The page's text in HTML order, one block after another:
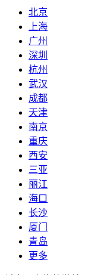
北京
上海
广州
深圳
杭州
武汉
成都
天津
南京
重庆
西安
三亚
丽江
海口
长沙
厦门
青岛
更多